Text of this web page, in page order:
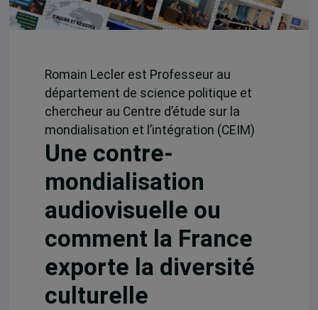
Romain Lecler est Professeur au
département de science politique et
chercheur au Centre d’étude sur la
mondialisation et l’intégration (CEIM)
Une contre-
mondialisation
audiovisuelle ou
comment la France
exporte la diversité
culturelle